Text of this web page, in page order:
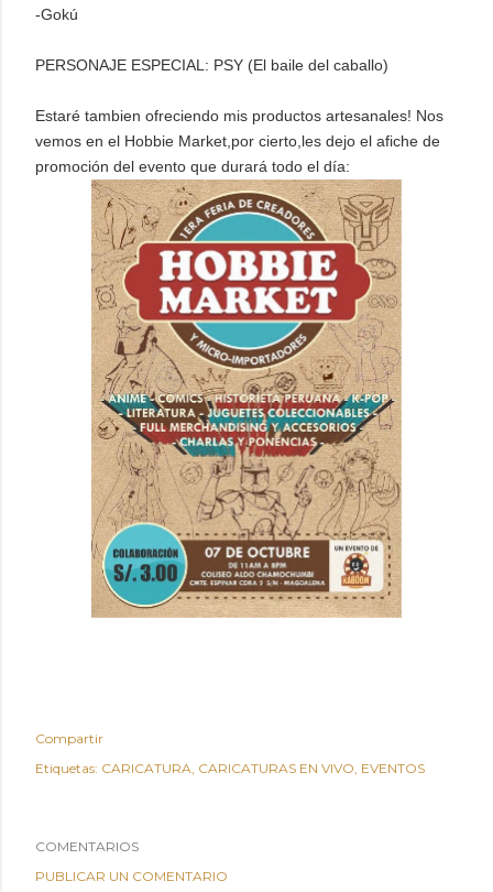
-Gokú
PERSONAJE ESPECIAL: PSY (El baile del caballo)
Estaré tambien ofreciendo mis productos artesanales! Nos
vemos en el Hobbie Market,por cierto,les dejo el afiche de
promoción del evento que durará todo el día:
Compartir
Etiquetas: CARICATURA CARICATURAS EN VIVO EVENTOS
COMENTARIOS
PUBLICAR UN COMENTARIO